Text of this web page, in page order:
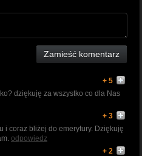
Zamieść komentarz
+ 5
dziękuję za wszystko co dla Nas
+ 3
i coraz bliżej do emerytury. Dziękuję
odpowiedz
+ 2